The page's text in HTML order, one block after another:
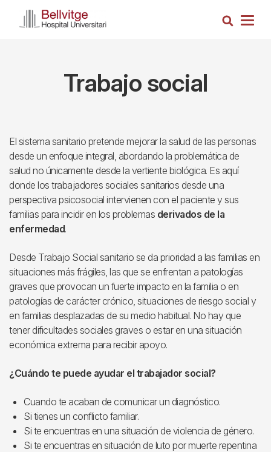
Busca
Trabajo social
El sistema sanitario pretende mejorar la salud de las personas
desde un enfoque integral, abordando la problemática de
salud no únicamente desde la vertiente biológica. Es aquí
donde los trabajadores sociales sanitarios desde una
perspectiva psicosocial intervienen con el paciente y sus
familias para incidir en los problemas derivados de la
enfermedad.
Desde Trabajo Social sanitario se da prioridad a las familias en
situaciones más frágiles, las que se enfrentan a patologías
graves que provocan un fuerte impacto en la familia o en
patologías de carácter crónico, situaciones de riesgo social y
en familias desplazadas de su medio habitual. No hay que
tener dificultades sociales graves o estar en una situación
económica extrema para recibir apoyo.
¿Cuándo te puede ayudar el trabajador social?
Cuando te acaban de comunicar un diagnóstico.
Si tienes un conflicto familiar.
Si te encuentras en una situación de violencia de género.
Si te encuentras en situación de luto por muerte repentina